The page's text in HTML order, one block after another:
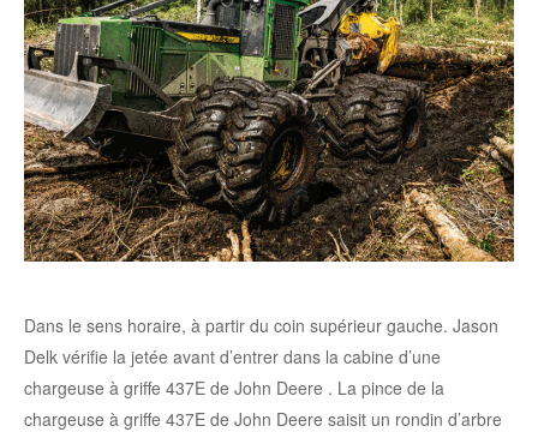
Dans le sens horaire, à partir du coin supérieur gauche. Jason
Delk vérifie la jetée avant d’entrer dans la cabine d’une
chargeuse à griffe 437E de John Deere . La pince de la
chargeuse à griffe 437E de John Deere saisit un rondin d’arbre